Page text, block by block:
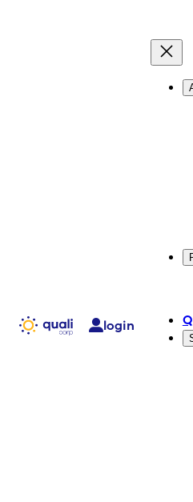
login
Conteúdo de qualidade
soluções sobre saúde e
Descubra 7
como remédios